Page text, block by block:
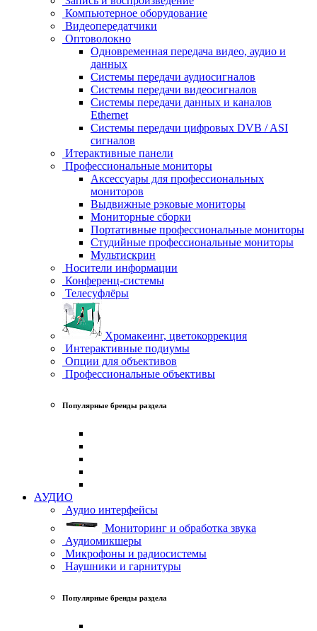
Компьютерное оборудование
Видеопередатчики
Оптоволокно
Одновременная передача видео, аудио и
данных
Системы передачи аудиосигналов
Системы передачи видеосигналов
Системы передачи данных и каналов
Ethernet
Системы передачи цифровых DVB / ASI
сигналов
Итерактивные панели
Профессиональные мониторы
Аксессуары для профессиональных
мониторов
Выдвижные рэковые мониторы
Мониторные сборки
Портативные профессиональные мониторы
Студийные профессиональные мониторы
Мультискрин
Носители информации
Конференц-системы
Телесуфлёры
Хромакеинг, цветокоррекция
Интерактивные подиумы
Опции для объективов
Профессиональные объективы
Популярные бренды раздела
АУДИО
Аудио интерфейсы
Мониторинг и обработка звука
Аудиомикшеры
Микрофоны и радиосистемы
Наушники и гарнитуры
Популярные бренды раздела